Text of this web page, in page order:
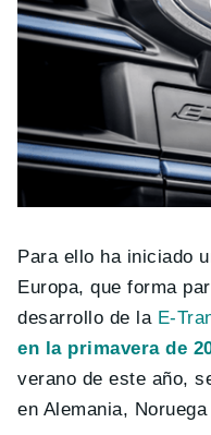
Para ello ha iniciado
Europa, que forma
desarrollo de la E-
en la primavera de
verano de este año,
en Alemania,